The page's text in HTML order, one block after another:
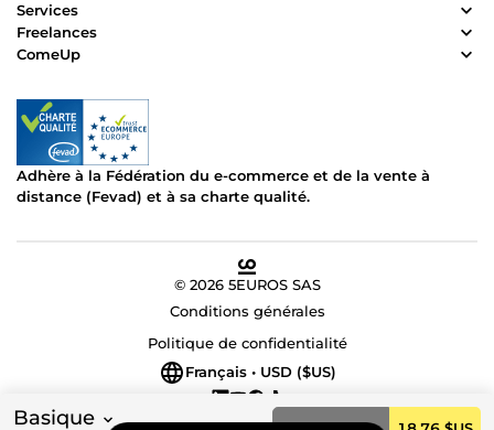
Basique
Services
Freelances
ComeUp
Adhère à la Fédération du e-commerce et de la vente à
distance (Fevad) et à sa charte qualité.
© 2026 5EUROS SAS
Conditions générales
Politique de confidentialité
Français • USD ($US)